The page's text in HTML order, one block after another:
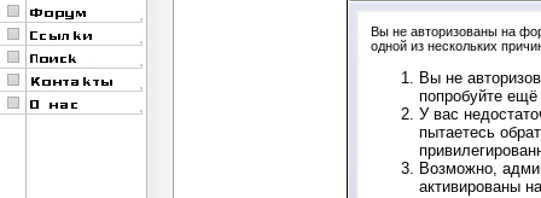
Вы не авторизованы на
одной из нескольких
Вы не
попробуйте ещё
У вас
пытаетесь
Возможно,
активированы